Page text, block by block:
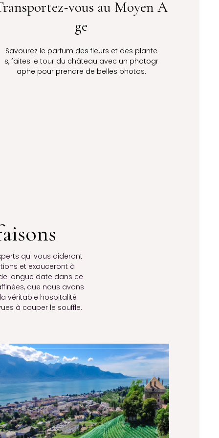
vous au Moyen A
ge
Savourez le parfum des fleurs et des plante
s, faites le tour du château avec un photogr
aphe pour prendre de belles photos.
qui vous aideront
et exauceront à
longue date dans ce
que nous avons
véritable hospitalité
à couper le souffle.